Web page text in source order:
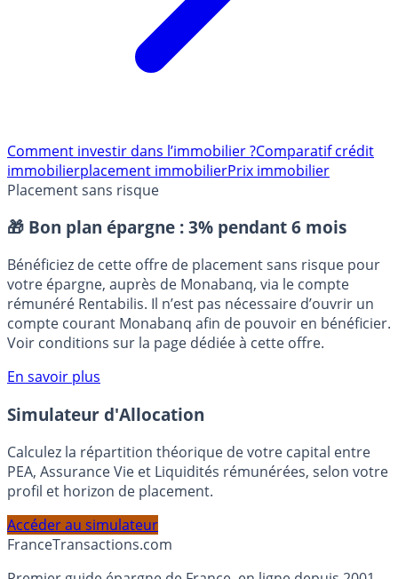
Comment investir dans l’immobilier ?
Placement sans risque
🎁 Bon plan épargne : 3% pendant 6 mois
Bénéficiez de cette offre de placement sans risque pour
votre épargne, auprès de Monabanq, via le compte
rémunéré Rentabilis. Il n’est pas nécessaire d’ouvrir un
Voir conditions sur la page dédiée à cette offre.
En savoir plus
Simulateur d'Allocation
Calculez la répartition théorique de votre capital entre
PEA, Assurance Vie et Liquidités rémunérées, selon votre
profil et horizon de placement.